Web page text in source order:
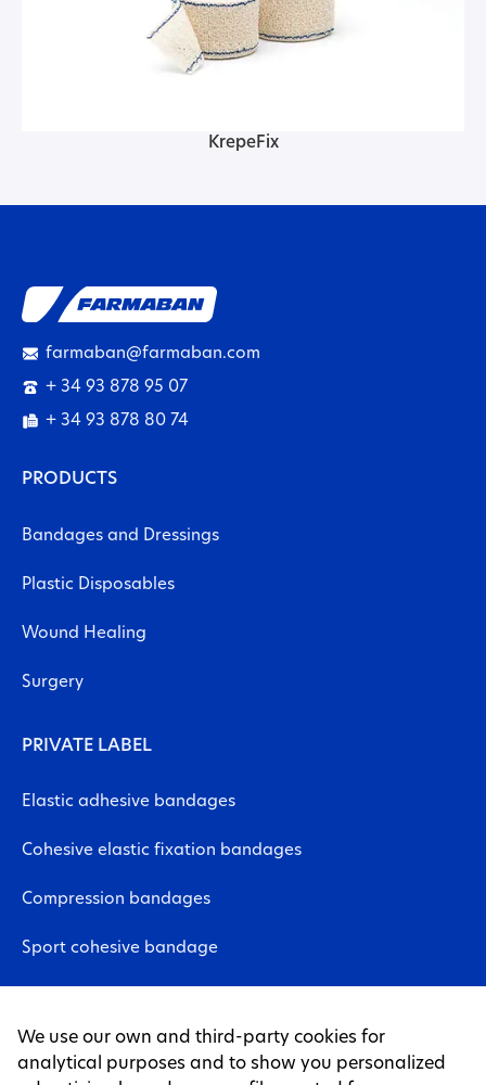
KrepeFix
farmaban@farmaban.com
+ 34 93 878 95 07
+ 34 93 878 80 74
PRODUCTS
Bandages and Dressings
Plastic Disposables
Wound Healing
Surgery
PRIVATE LABEL
Elastic adhesive bandages
Cohesive elastic fixation bandages
Compression bandages
Sport cohesive bandage
Non-woven fabric sheet
We use our own and third-party cookies for
analytical purposes and to show you personalized